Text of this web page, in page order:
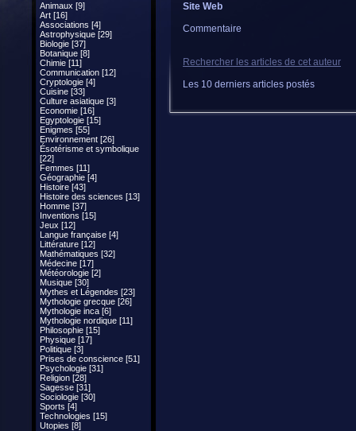
Animaux [9]
Art [16]
Associations [4]
Astrophysique [29]
Biologie [37]
Botanique [8]
Chimie [11]
Communication [12]
Cryptologie [4]
Cuisine [33]
Culture asiatique [3]
Economie [16]
Egyptologie [15]
Enigmes [55]
Environnement [26]
Ésotérisme et symbolique
[22]
Femmes [11]
Géographie [4]
Histoire [43]
Histoire des sciences [13]
Homme [37]
Inventions [15]
Jeux [12]
Langue française [4]
Littérature [12]
Mathématiques [32]
Médecine [17]
Météorologie [2]
Musique [30]
Mythes et Légendes [23]
Mythologie grecque [26]
Mythologie inca [6]
Mythologie nordique [11]
Philosophie [15]
Physique [17]
Politique [3]
Prises de conscience [51]
Psychologie [31]
Religion [28]
Sagesse [31]
Sociologie [30]
Sports [4]
Technologies [15]
Utopies [8]
Site Web
Commentaire
Rechercher les articles de cet auteur
Les 10 derniers articles postés